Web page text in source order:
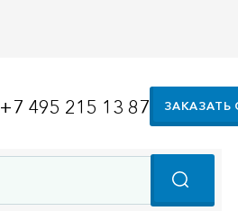
+7 495 215 13 87